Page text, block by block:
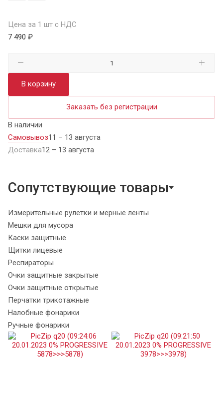
Цена за 1 шт с НДС
7 490 ₽
В корзину
Заказать без регистрации
В наличии
Самовывоз11 – 13 августа
Доставка12 – 13 августа
Сопутствующие товары
Измерительные рулетки и мерные ленты
Мешки для мусора
Каски защитные
Щитки лицевые
Респираторы
Очки защитные закрытые
Очки защитные открытые
Перчатки трикотажные
Налобные фонарики
Ручные фонарики